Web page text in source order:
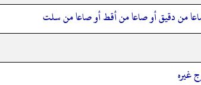
من دقيق أو صاعا من أقط أو صاعا من سلت
غيره